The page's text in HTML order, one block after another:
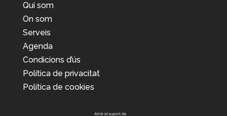
Qui som
On som
Serveis
Agenda
Condicions d’ús
Política de privacitat
Política de cookies